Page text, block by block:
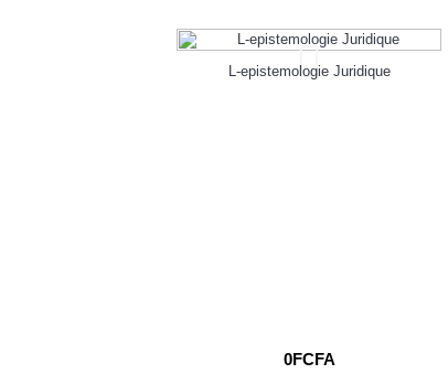
L-epistemologie Juridique
0FCFA